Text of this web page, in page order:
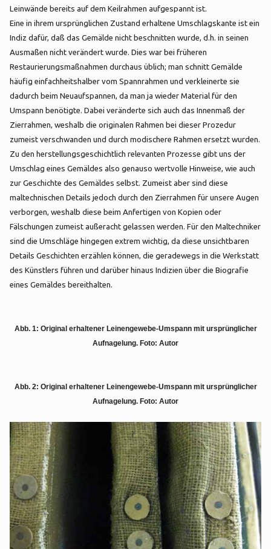
Leinwände bereits auf dem Keilrahmen aufgespannt ist.
Eine in ihrem ursprünglichen Zustand erhaltene Umschlagskante ist ein
Indiz dafür, daß das Gemälde nicht beschnitten wurde, d.h. in seinen
Ausmaßen nicht verändert wurde. Dies war bei früheren
Restaurierungsmaßnahmen durchaus üblich; man schnitt Gemälde
häufig einfachheitshalber vom Spannrahmen und verkleinerte sie
dadurch beim Neuaufspannen, da man ja wieder Material für den
Umspann benötigte. Dabei veränderte sich auch das Innenmaß der
Zierrahmen, weshalb die originalen Rahmen bei dieser Prozedur
zumeist verschwanden und durch modischere Rahmen ersetzt wurden.
Zu den herstellungsgeschichtlich relevanten Prozesse gibt uns der
Umschlag eines Gemäldes also genauso wertvolle Hinweise, wie auch
zur Geschichte des Gemäldes selbst. Zumeist aber sind diese
maltechnischen Details jedoch durch den Zierrahmen für unsere Augen
verborgen, weshalb diese beim Anfertigen von Kopien oder
Fälschungen zumeist außeracht gelassen werden. Für den Maltechniker
sind die Umschläge hingegen extrem wichtig, da diese unsichtbaren
Details Geschichten erzählen können, die geradewegs in die Werkstatt
des Künstlers führen und darüber hinaus Indizien über die Biografie
eines Gemäldes bereithalten.
Abb. 1: Original erhaltener Leinengewebe-Umspann mit ursprünglicher
Aufnagelung. Foto: Autor
Abb. 2: Original erhaltener Leinengewebe-Umspann mit ursprünglicher
Aufnagelung. Foto: Autor